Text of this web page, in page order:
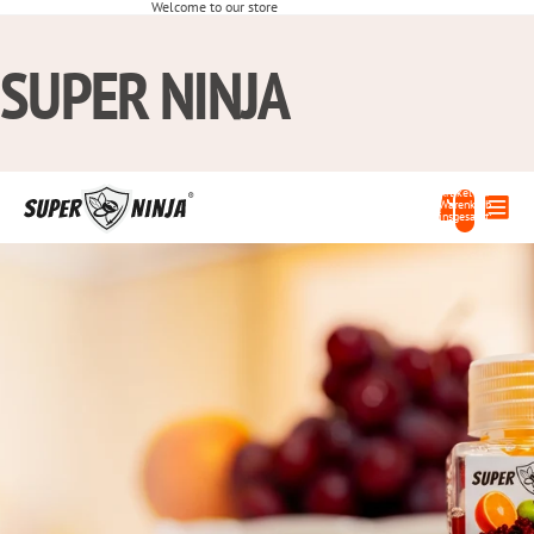
Welcome to our store
SUPER NINJA
Artikel im
Warenkorb
insgesamt:
Vertraut von 25000+ zufriedenen Kunden
MIT DER MISSION FÜR
GRÜNE
SCHÄDLINGSBEKÄMPF